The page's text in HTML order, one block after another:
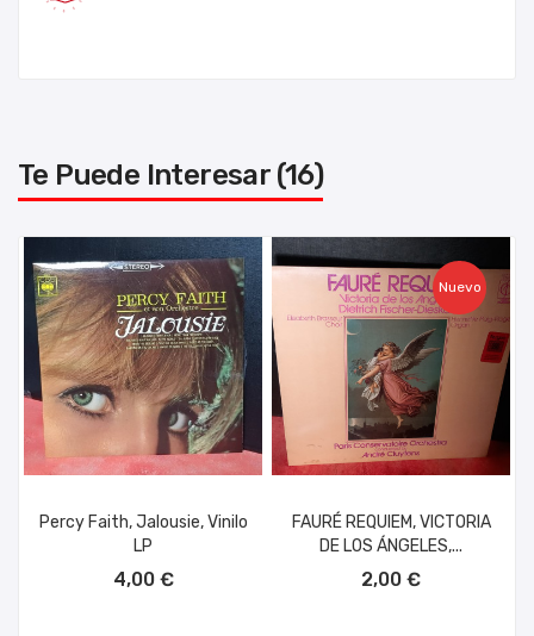
Te Puede Interesar (16)
Percy Faith, Jalousie, Vinilo
LP
4,00 €
Nuevo
FAURÉ REQUIEM, VICTORIA
DE LOS ÁNGELES,...
2,00 €